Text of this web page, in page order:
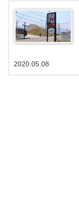
2020.05.08